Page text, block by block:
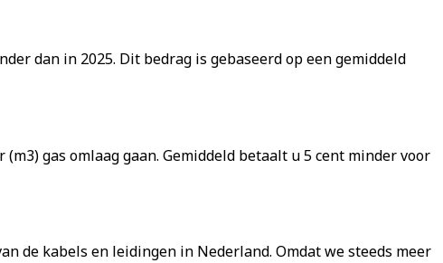
dan in 2025. Dit bedrag is gebaseerd op een gemiddeld
gas omlaag gaan. Gemiddeld betaalt u 5 cent minder voor
de kabels en leidingen in Nederland. Omdat we steeds meer